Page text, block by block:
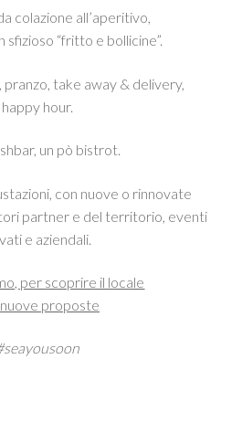
colazione all’aperitivo,
sfizioso “fritto e bollicine”.
take away & delivery,
happy hour.
un pò bistrot.
con nuove o rinnovate
partner e del territorio, eventi
e aziendali.
per scoprire il locale
proposte